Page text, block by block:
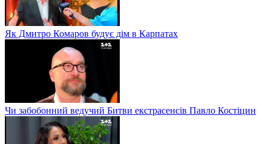
Як Дмитро Комаров будує дім в Карпатах
Чи забобонний ведучий Битви екстрасенсів Павло Костіцин